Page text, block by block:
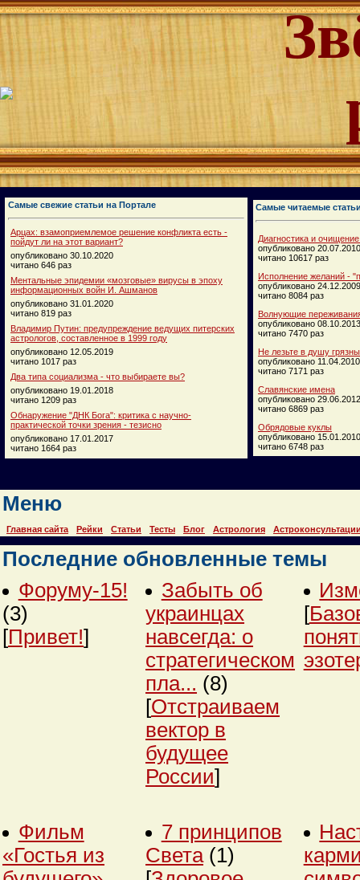
Самые свежие статьи на Портале
Арцах: взамоприемлемое решение конфликта есть -
пойдут ли на этот вариант?
опубликовано 30.10.2020
читано 646 раз
Ментальные эпидемии «мозговые» вирусы в эпоху
информационных войн И. Ашманов
опубликовано 31.01.2020
читано 819 раз
Владимир Путин: предупреждение ведущих питерских
астрологов, составленное в 1999 году
опубликовано 12.05.2019
читано 1017 раз
Два типа социализма - что выбираете вы?
опубликовано 19.01.2018
читано 1209 раз
Обнаружение "ДНК Бога": критика с научно-
практической точки зрения - тезисно
опубликовано 17.01.2017
читано 1664 раз
Самые читаемые
Диагностика и
опубликовано 20.07.2010
читано 10617 раз
Исполнение желаний -
опубликовано 24.12.2009
читано 8084 раз
Волнующие
опубликовано 08.10.2013
читано 7470 раз
Не лезьте в душу
опубликовано 11.04.2010
читано 7171 раз
Славянские имена
опубликовано 29.06.2012
читано 6869 раз
Обрядовые куклы
опубликовано 15.01.2010
читано 6748 раз
Меню
Главная сайта Рейки Статьи Тесты Блог Астрология
Последние обновленные темы
Форуму-15!
(3)
[Привет!]
Забыть об
украинцах
навсегда: о
стратегическом
пла... (8)
[Отстраиваем
вектор в
будущее
России]
[
Фильм
«Гостья из
7 принципов
Света (1)